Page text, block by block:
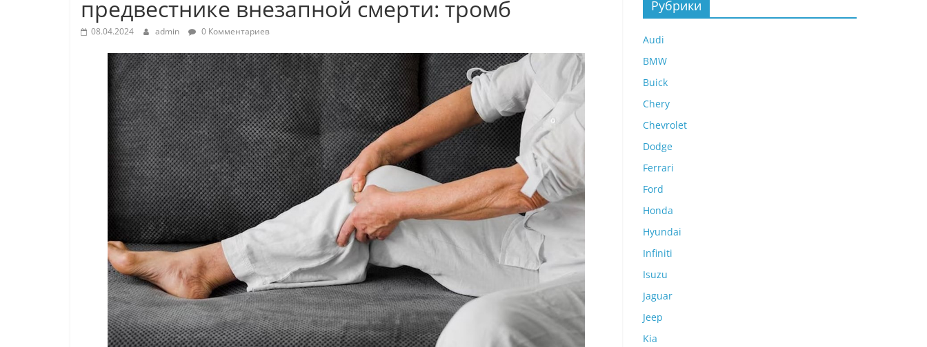
предвестнике внезапной смерти: тромб
08.04.2024 admin 0 Комментариев
Рубрики
Audi
BMW
Buick
Chery
Chevrolet
Dodge
Ferrari
Ford
Honda
Hyundai
Infiniti
Isuzu
Jaguar
Jeep
Kia